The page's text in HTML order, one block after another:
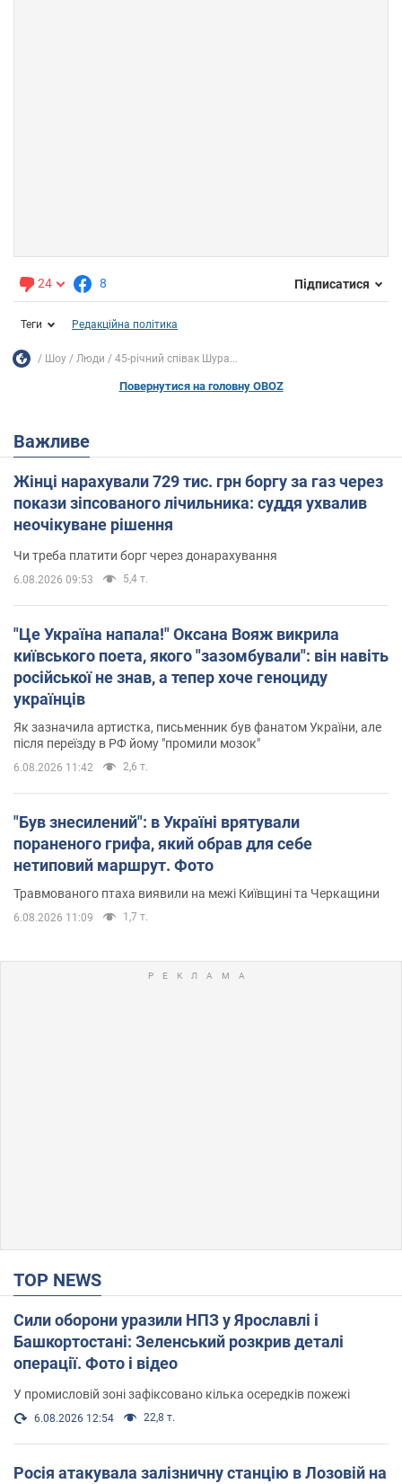
24 8 Підписатися
Теги Редакційна політика
Шоу Люди 45-річний співак Шура...
Повернутися на головну OBOZ
Важливе
Жінці нарахували 729 тис. грн боргу за газ через
покази зіпсованого лічильника: суддя ухвалив
неочікуване рішення
Чи треба платити борг через донарахування
6.08.2026 09:53 5,4 т.
"Це Україна напала!" Оксана Вояж викрила
київського поета, якого "зазомбували": він навіть
російської не знав, а тепер хоче геноциду
українців
Як зазначила артистка, письменник був фанатом України, але
після переїзду в РФ йому "промили мозок"
6.08.2026 11:42 2,6 т.
"Був знесилений": в Україні врятували
пораненого грифа, який обрав для себе
нетиповий маршрут. Фото
Травмованого птаха виявили на межі Київщині та Черкащини
6.08.2026 11:09 1,7 т.
TOP NEWS
Сили оборони уразили НПЗ у Ярославлі і
Башкортостані: Зеленський розкрив деталі
операції. Фото і відео
У промисловій зоні зафіксовано кілька осередків пожежі
6.08.2026 12:54 22,8 т.
Росія атакувала залізничну станцію в Лозовій на